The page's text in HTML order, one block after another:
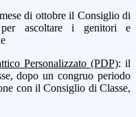
di ottobre il Consiglio di
ascoltare i genitori e
Personalizzato (PDP): il
dopo un congruo periodo
con il Consiglio di Classe,